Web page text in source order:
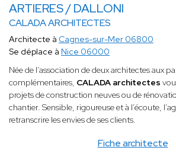
ARTIERES / DALLONI
CALADA ARCHITECTES
Fiche architecte
Architecte à Cagnes-sur-Mer 06800
Se déplace à Nice 06000
Née de l’association de deux architectes aux
complémentaires, CALADA architectes
projets de construction neuves ou de
chantier. Sensible, rigoureuse et à l’écoute,
retranscrire les envies de ses clients.